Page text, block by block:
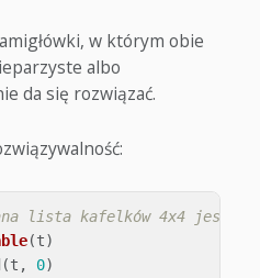
w którym obie
albo
da się rozwiązać.
lista kafelków 4x4 jest
(t)
(t , 0)